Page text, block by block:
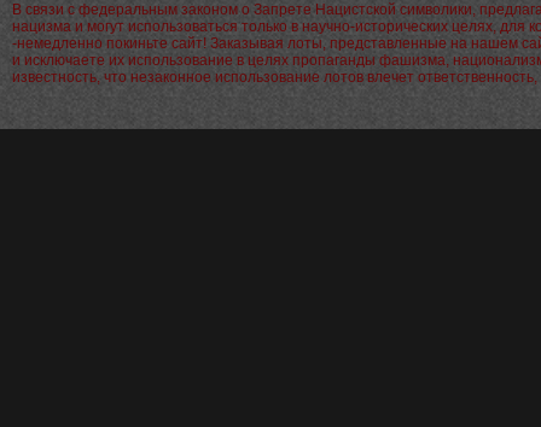
В связи с федеральным законом о Запрете Нацистской символики,
нацизма и могут использоваться только в научно-исторических целях,
-немедленно покиньте сайт! Заказывая лоты, представленные на нашем
и исключаете их использование в целях пропаганды фашизма,
известность, что незаконное использование лотов влечет